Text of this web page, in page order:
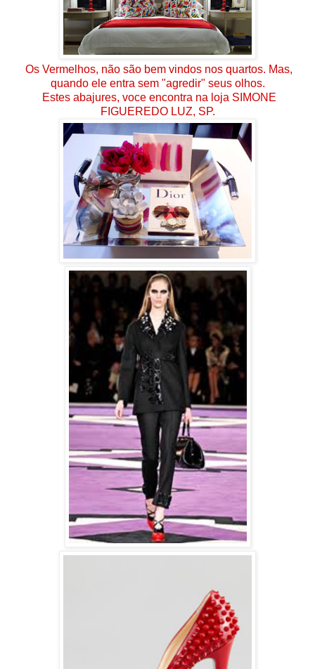
Os Vermelhos, não são bem vindos nos quartos. Mas,
quando ele entra sem "agredir" seus olhos.
Estes abajures, voce encontra na loja SIMONE
FIGUEREDO LUZ, SP.